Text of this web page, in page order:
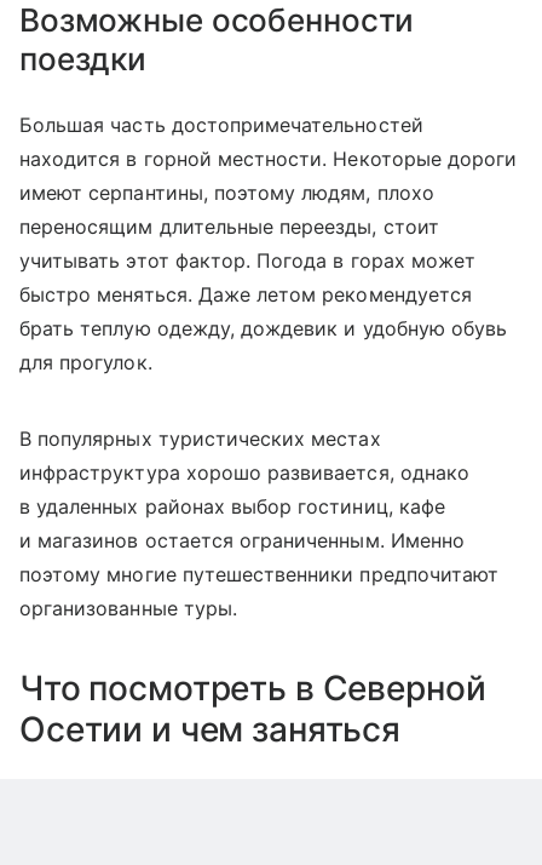
Возможные особенности
поездки
Большая часть достопримечательностей
находится в горной местности. Некоторые дороги
имеют серпантины, поэтому людям, плохо
переносящим длительные переезды, стоит
учитывать этот фактор. Погода в горах может
быстро меняться. Даже летом рекомендуется
брать теплую одежду, дождевик и удобную обувь
для прогулок.
В популярных туристических местах
инфраструктура хорошо развивается, однако
в удаленных районах выбор гостиниц, кафе
и магазинов остается ограниченным. Именно
поэтому многие путешественники предпочитают
организованные туры.
Что посмотреть в Северной
Осетии и чем заняться